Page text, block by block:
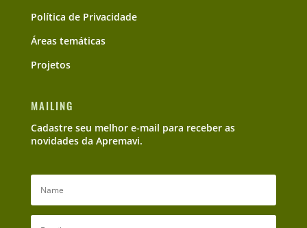
Política de Privacidade
Áreas temáticas
Projetos
MAILING
Cadastre seu melhor e-mail para receber as
novidades da Apremavi.